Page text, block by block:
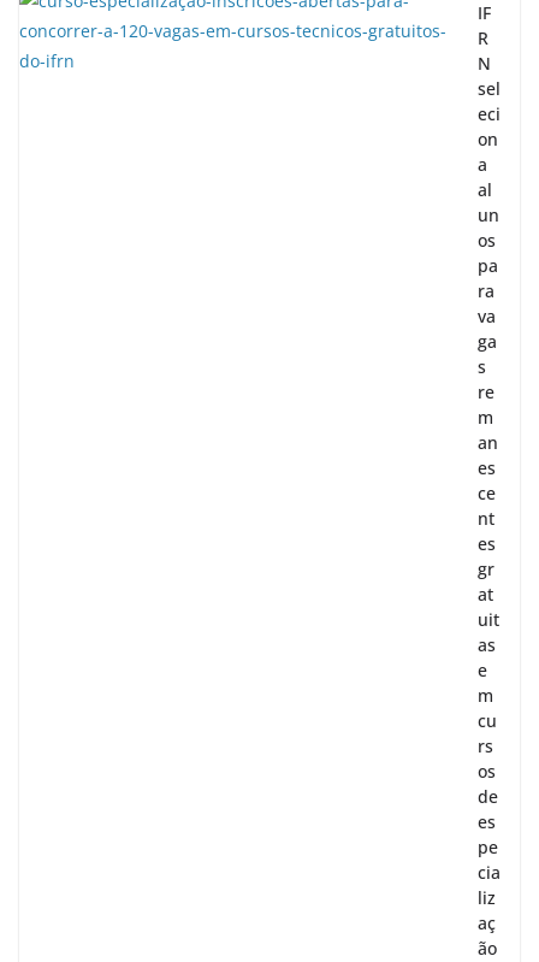
IF
R
N
sel
eci
on
a
al
un
os
pa
ra
va
ga
s
re
m
an
es
ce
nt
es
gr
at
uit
as
e
m
cu
rs
os
de
es
pe
cia
liz
aç
ão